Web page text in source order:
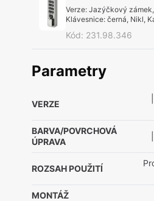
Verze:Jazýčkový
Klávesnice: černá, Nikl,
Kód: 231.98.346
Parametry
VERZE
BARVA/POVRCHOVÁ
ÚPRAVA
ROZSAH POUŽITÍ
MONTÁŽ